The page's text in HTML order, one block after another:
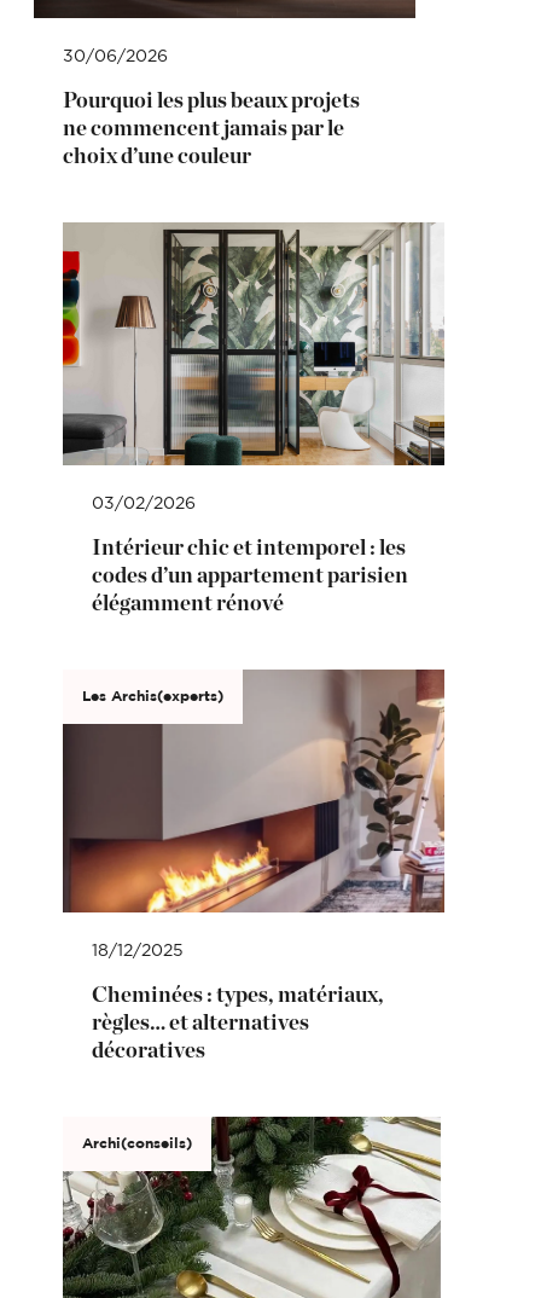
30/06/2026
Pourquoi les plus beaux projets
ne commencent jamais par le
choix d’une couleur
03/02/2026
Intérieur chic et intemporel : les
codes d’un appartement parisien
élégamment rénové
Les Archis(experts)
18/12/2025
Cheminées : types, matériaux,
règles… et alternatives
décoratives
Archi(conseils)